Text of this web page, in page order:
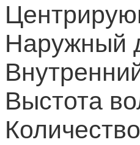
Наружный
Выстота